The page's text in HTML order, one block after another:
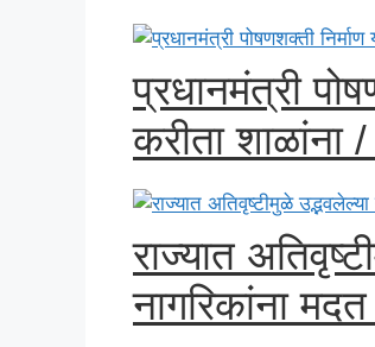
प्रधानमंत्री
करीता
राज्यात
नागरिकांना